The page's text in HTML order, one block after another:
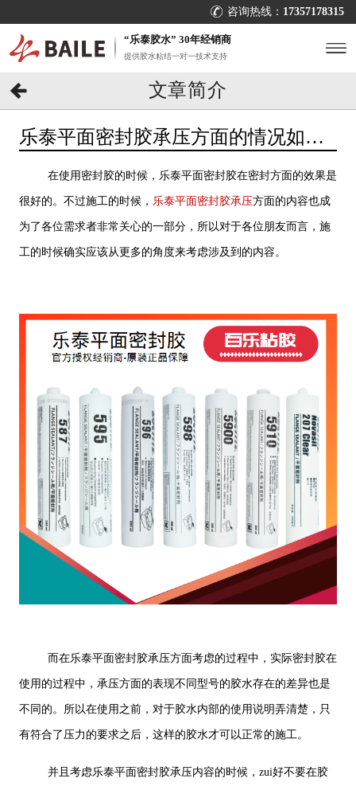
咨询热线： 17357178315
“乐泰胶水” 30年经销商
提供胶水粘结一对一技术支持
文章简介
乐泰平面密封胶承压方面的情况如
在使用密封胶的时候，乐泰平面密封胶在密封方面的效果是
很好的。不过施工的时候， 乐泰平面密封胶承压方面的内容也成
为了各位需求者非常关心的一部分，所以对于各位朋友而言，施
工的时候确实应该从更多的角度来考虑涉及到的内容。
而在乐泰平面密封胶承压方面考虑的过程中，实际密封胶在
使用的过程中，承压方面的表现不同型号的胶水存在的差异也是
不同的。所以在使用之前，对于胶水内部的使用说明弄清楚，只
有符合了压力的要求之后，这样的胶水才可以正常的施工。
并且考虑乐泰平面密封胶承压内容的时候，zui好不要在胶